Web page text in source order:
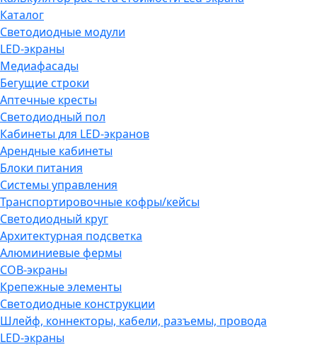
Каталог
Светодиодные модули
LED-экраны
Медиафасады
Бегущие строки
Аптечные кресты
Светодиодный пол
Кабинеты для LED-экранов
Арендные кабинеты
Блоки питания
Системы управления
Транспортировочные кофры/кейсы
Светодиодный круг
Архитектурная подсветка
Алюминиевые фермы
COB-экраны
Крепежные элементы
Светодиодные конструкции
Шлейф, коннекторы, кабели, разъемы, провода
LED-экраны